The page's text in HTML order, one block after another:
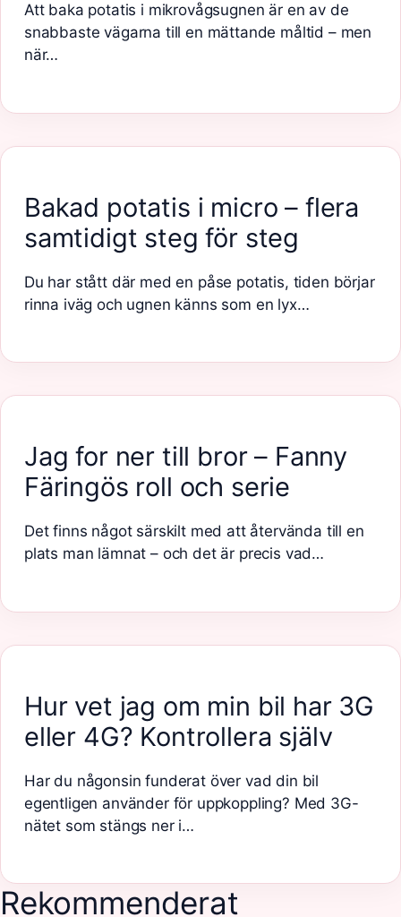
Att baka potatis i mikrovågsugnen är en av de
snabbaste vägarna till en mättande måltid – men
när…
Bakad potatis i micro – flera
samtidigt steg för steg
Du har stått där med en påse potatis, tiden börjar
rinna iväg och ugnen känns som en lyx…
Jag for ner till bror – Fanny
Färingös roll och serie
Det finns något särskilt med att återvända till en
plats man lämnat – och det är precis vad…
Hur vet jag om min bil har 3G
eller 4G? Kontrollera själv
Har du någonsin funderat över vad din bil
egentligen använder för uppkoppling? Med 3G-
nätet som stängs ner i…
Rekommenderat